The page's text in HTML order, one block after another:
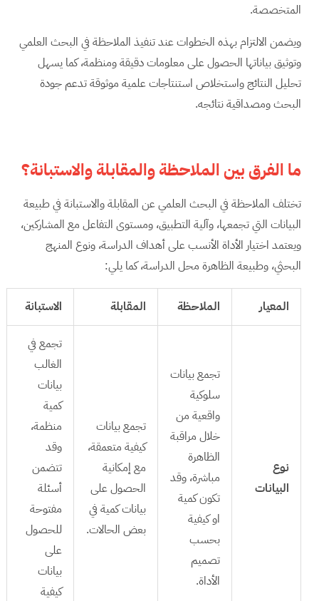
المتخصصة.
ويضمن الالتزام بهذه الخطوات عند تنفيذ الملاحظة في البحث العلمي
وتوثيق بياناتها الحصول على معلومات دقيقة ومنظمة، كما يسهل
تحليل النتائج واستخلاص استنتاجات علمية موثوقة تدعم جودة
البحث ومصداقية نتائجه.
ما الفرق بين الملاحظة والمقابلة والاستبانة؟
تختلف الملاحظة في البحث العلمي عن المقابلة والاستبانة في طبيعة
البيانات التي تجمعها، وآلية التطبيق، ومستوى التفاعل مع المشاركين،
ويعتمد اختيار الأداة الأنسب على أهداف الدراسة، ونوع المنهج
البحثي، وطبيعة الظاهرة محل الدراسة، كما يلي:
المعيار الملاحظة المقابلة الاستبانة
نوع
البيانات
تجمع بيانات
سلوكية
واقعية من
خلال مراقبة
الظاهرة
مباشرة، وقد
تكون كمية
او كيفية
بحسب
تصميم
الأداة.
تجمع بيانات
كيفية متعمقة،
مع إمكانية
الحصول على
بيانات كمية في
بعض الحالات.
تجمع في
الغالب
بيانات
كمية
منظمة،
وقد
تتضمن
أسئلة
مفتوحة
للحصول
على
بيانات
كيفية